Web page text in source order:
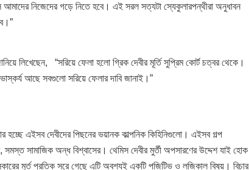
নিজেদের গড়ে নিতে হবে। এই সরল সত্যটা স্যেকুলারপন্থীরা অনুধাবন
লিখেছেন, “সরিয়ে ফেলা হলো গ্রিক দেবীর মূর্তি সুপ্রিম কোর্ট চত্বর থেকে।
আছে সবগুলো সরিয়ে ফেলার দাবি জানাই।”
হচ্ছে এইসব দেবীদের পিছনের ভয়ানক কাল্পনিক কিহিনিগুলো। এইসব গল্প
সামাজিক অন্ধ বিশ্বাসের। থেমিস দেবীর মুর্তী অপসারণের উদ্দেশ যাই হোক
মুর্ত প্রতিক সরে গেছে এটি অবশ্যই একটি পজিটিভ ও লজিকাল বিষয়। বিচার